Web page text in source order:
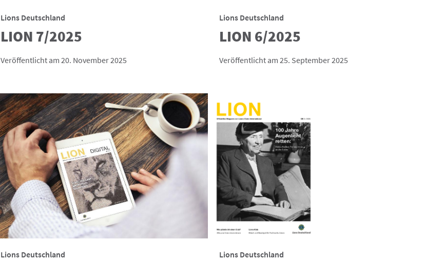
Lions Deutschland
LION 7/2025
Veröffentlicht am 20. November 2025
Lions Deutschland
LION 6/2025
Veröffentlicht am 25. September 2025
Lions Deutschland Lions Deutschland